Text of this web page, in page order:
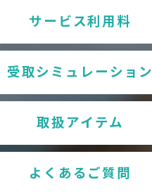
サービス利用料
受取シミュレーション
取扱アイテム
よくあるご質問